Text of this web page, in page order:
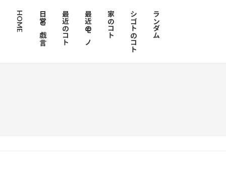
HOME 日常と戯言 最近のコト 最近のモノ 家のコト シゴトのコト ランダム